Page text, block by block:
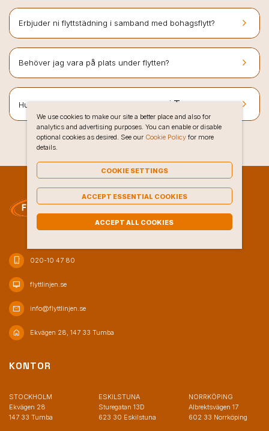
keyboard_arrow_right
Erbjuder ni flyttstädning i samband med bohagsflytt?
keyboard_arrow_right
Behöver jag vara på plats under flytten?
keyboard_arrow_right
Hur bokar jag bohagsflytt hos Flyttlinjen i Trosa
phone_iphone 020-10 47 80
desktop_mac flyttlinjen.se
mail info@flyttlinjen.se
home Ekvägen 28, 147 33 Tumba
KONTOR
STOCKHOLM
Ekvägen 28
147 33 Tumba
ESKILSTUNA
Sturegatan 13D
623 30 Eskilstuna
NORRKÖPING
Albrektsvägen 17
602 33 Norrköping
We use cookies to make our site a better place and also for
analytics and advertising purposes. You can enable or disable
optional cookies as desired. See our Cookie Policyfor more
details.
COOKIE SETTINGS
ACCEPT ESSENTIAL COOKIES
ACCEPT ALL COOKIES